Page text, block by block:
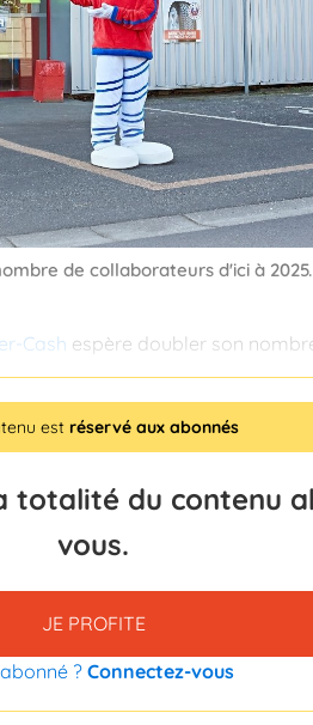
de collaborateurs d'ici à
Cash espère doubler son
est réservé aux abonnés
totalité du contenu
vous.
JE PROFITE
? Connectez-vous